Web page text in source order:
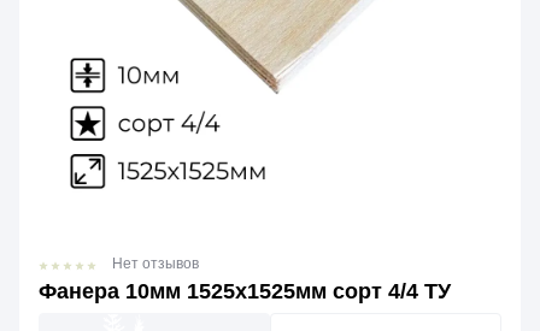
Фанера 10мм 1525х1525мм сорт 4/4 ТУ
Нет отзывов